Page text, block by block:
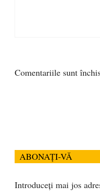
Comentariile sunt
ABONAȚI-VĂ
Introduceți mai jos